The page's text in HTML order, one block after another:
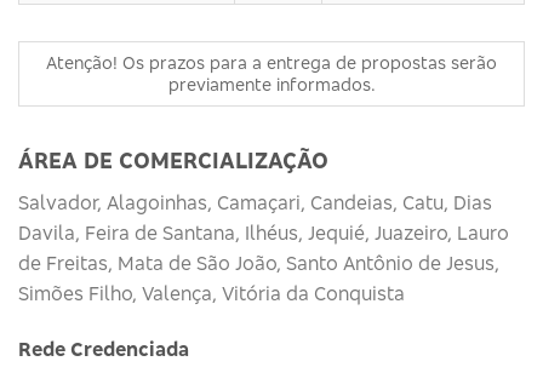
Atenção! Os prazos para a entrega de propostas serão
previamente informados.
ÁREA DE COMERCIALIZAÇÃO
Salvador, Alagoinhas, Camaçari, Candeias, Catu, Dias
Davila, Feira de Santana, Ilhéus, Jequié, Juazeiro, Lauro
de Freitas, Mata de São João, Santo Antônio de Jesus,
Simões Filho, Valença, Vitória da Conquista
Rede Credenciada